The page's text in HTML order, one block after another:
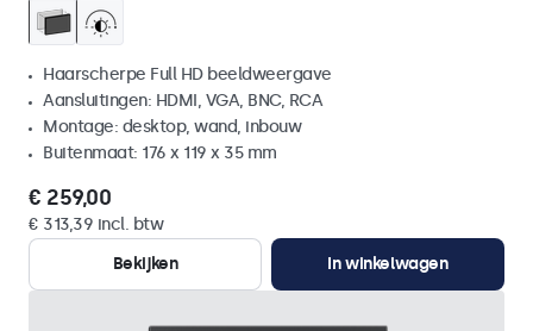
Haarscherpe Full HD beeldweergave
Aansluitingen: HDMI, VGA, BNC, RCA
Montage: desktop, wand, inbouw
Buitenmaat: 176 x 119 x 35 mm
€ 259,00
€ 313,39 incl. btw
Bekijken
In winkelwagen